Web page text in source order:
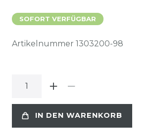
SOFORT VERFÜGBAR
Artikelnummer 1303200-98
IN DEN WARENKORB